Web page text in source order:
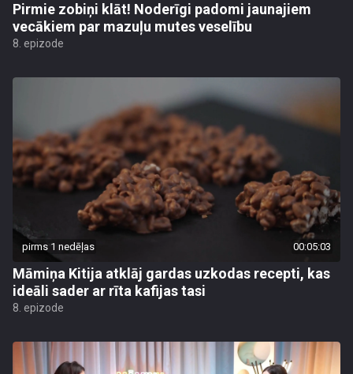
Pirmie zobiņi klāt! Noderīgi padomi jaunajiem
vecākiem par mazuļu mutes veselību
8. epizode
pirms 1 nedēļas 00:05:03
Māmiņa Kitija atklāj gardas uzkodas recepti, kas
ideāli sader ar rīta kafijas tasi
8. epizode